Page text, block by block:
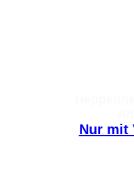
Nur mit